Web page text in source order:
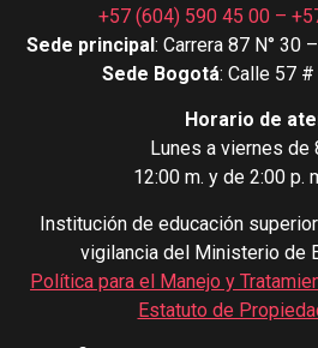
+57 (604) 590 45 00–
Sede principal: Carrera 87 N° 30
Sede Bogotá: Calle 57 #
Horario de
Lunes a viernes de
12:00 m. y de 2:00 p.
Institución de educación
vigilancia del Ministerio de
Política para el Manejo y
Estatuto de